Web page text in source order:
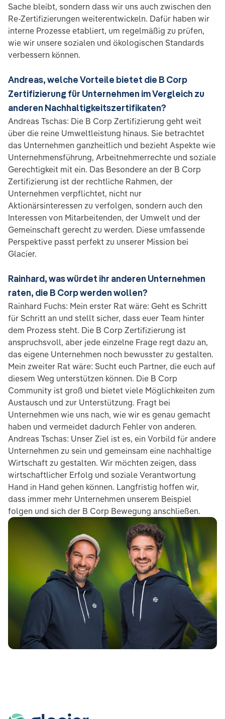
Sache bleibt, sondern dass wir uns auch zwischen den
Re-Zertifizierungen weiterentwickeln. Dafür haben wir
interne Prozesse etabliert, um regelmäßig zu prüfen,
wie wir unsere sozialen und ökologischen Standards
verbessern können.
Andreas, welche Vorteile bietet die B Corp
Zertifizierung für Unternehmen im Vergleich zu
anderen Nachhaltigkeitszertifikaten?
Andreas Tschas: Die B Corp Zertifizierung geht weit
über die reine Umweltleistung hinaus. Sie betrachtet
das Unternehmen ganzheitlich und bezieht Aspekte wie
Unternehmensführung, Arbeitnehmerrechte und soziale
Gerechtigkeit mit ein. Das Besondere an der B Corp
Zertifizierung ist der rechtliche Rahmen, der
Unternehmen verpflichtet, nicht nur
Aktionärsinteressen zu verfolgen, sondern auch den
Interessen von Mitarbeitenden, der Umwelt und der
Gemeinschaft gerecht zu werden. Diese umfassende
Perspektive passt perfekt zu unserer Mission bei
Glacier.
Rainhard, was würdet ihr anderen Unternehmen
raten, die B Corp werden wollen?
Rainhard Fuchs: Mein erster Rat wäre: Geht es Schritt
für Schritt an und stellt sicher, dass euer Team hinter
dem Prozess steht. Die B Corp Zertifizierung ist
anspruchsvoll, aber jede einzelne Frage regt dazu an,
das eigene Unternehmen noch bewusster zu gestalten.
Mein zweiter Rat wäre: Sucht euch Partner, die euch auf
diesem Weg unterstützen können. Die B Corp
Community ist groß und bietet viele Möglichkeiten zum
Austausch und zur Unterstützung. Fragt bei
Unternehmen wie uns nach, wie wir es genau gemacht
haben und vermeidet dadurch Fehler von anderen.
Andreas Tschas: Unser Ziel ist es, ein Vorbild für andere
Unternehmen zu sein und gemeinsam eine nachhaltige
Wirtschaft zu gestalten. Wir möchten zeigen, dass
wirtschaftlicher Erfolg und soziale Verantwortung
Hand in Hand gehen können. Langfristig hoffen wir,
dass immer mehr Unternehmen unserem Beispiel
folgen und sich der B Corp Bewegung anschließen.